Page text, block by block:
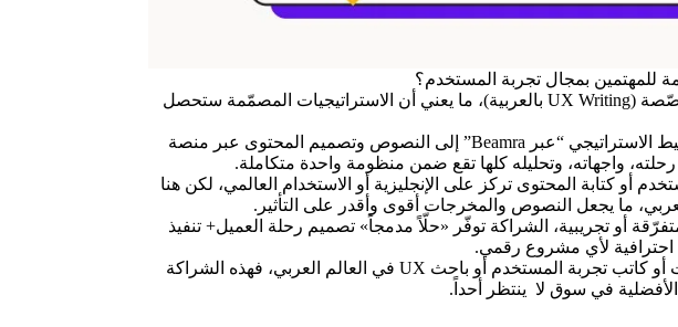
للمهتمين بمجال تجربة المستخدم؟
لأنها تجمع بين أداة تنفيذية (Beamra) وخبرة عربية متخصّصة (UX Writing بالعربية)، ما يعني أن الاستراتيجيات المصمّمة ستحصل
تغطية شاملة لمراحل رحلة وتجربة العميل: من التخطيط الاستراتيجي “عبر Beamra” إلى النصوص وتصميم المحتوى عبر منصة
أو كتابة المحتوى تركز على الإنجليزية أو الاستخدام العالمي، لكن هنا
ما يجعل النصوص والمخرجات أقوى وأقدر على التأثير.
أو تجريبية، الشراكة توفّر «حلّاً مدمجاً» تصميم رحلة العميل+ تنفيذ
احترافية لأي مشروع رقمي.
ميزة تنافسية للمختص العربي: إذا كنت مصمّم واجهات أو كاتب تجربة المستخدم أو باحث UX في العالم العربي، فهذه الشراكة
في سوق لا ينتظر أحداً.